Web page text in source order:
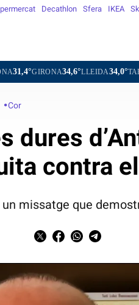
Decathlon Sfera IKEA
34,6°LLEIDA34,0°TARRAGONA
Cor
dures
contra
missatge que